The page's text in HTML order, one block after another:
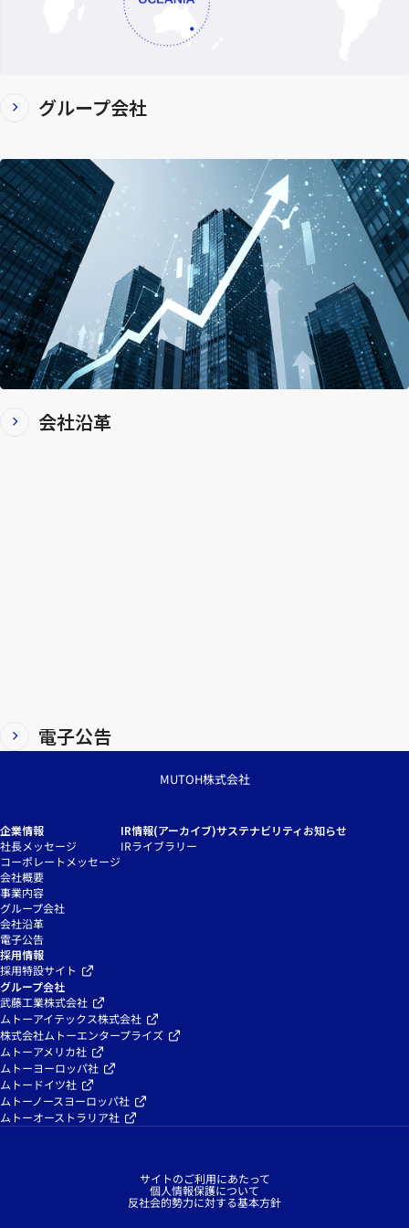
グループ会社
会社沿革
電子公告
MUTOH株式会社
企業情報
社長メッセージ
コーポレートメッセージ
会社概要
事業内容
グループ会社
会社沿革
電子公告
IR情報(アーカイブ)
IRライブラリー
サステナビリティお知らせ
採用情報
採用特設サイト
グループ会社
武藤工業株式会社
ムトーアイテックス株式会社
株式会社ムトーエンタープライズ
ムトーアメリカ社
ムトーヨーロッパ社
ムトードイツ社
ムトーノースヨーロッパ社
ムトーオーストラリア社
サイトのご利用にあたって
個人情報保護について
反社会的勢力に対する基本方針